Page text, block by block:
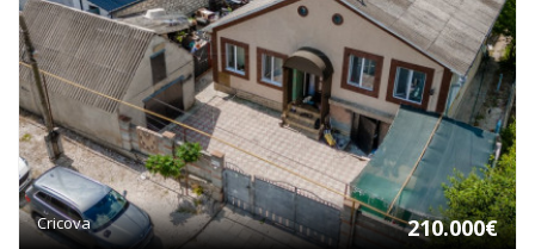
Cricova 210.000€